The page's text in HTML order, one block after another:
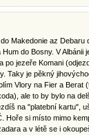
Makedonie az
do Bosny. V
jezeře Komani
Taky je pěkný
Vlory na Fier a Berat
ale to by bylo na
na "platební kartu",
Hoře si místo mimo
a v létě se i